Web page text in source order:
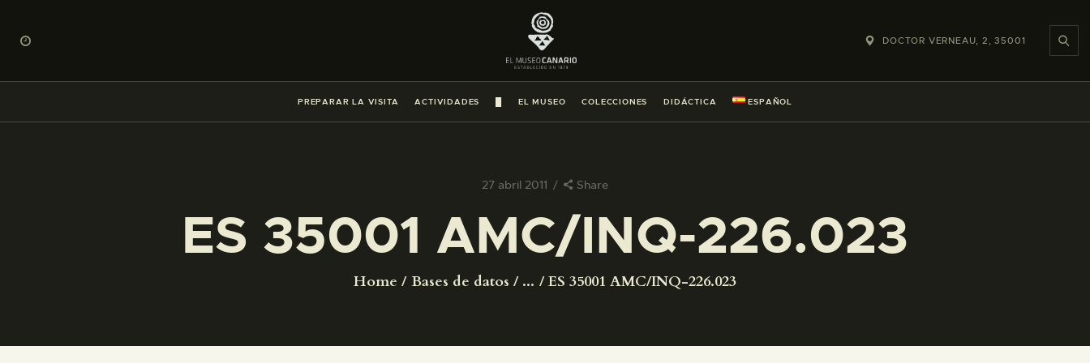
DOCTOR VERNEAU, 2, 35001
PREPARAR LA VISITA ACTIVIDADES EL MUSEO COLECCIONES DIDÁCTICA ESPAÑOL
27 abril 2011 Share
ES 35001 AMC/INQ-226.023
Home Bases de datos ... ES 35001 AMC/INQ-226.023
PREPARAR LA VISITA
ACTIVIDADES
█
COLECCIONES
DIDÁCTICA